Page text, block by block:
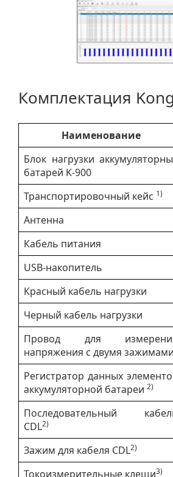
Комплектация
Наименование
Блок нагрузки
батарей K-900
Транспортировочный кейс 1)
Антенна
Кабель питания
USB-накопитель
Красный кабель нагрузки
Черный кабель нагрузки
Провод для
напряжения с двумя зажимами
Регистратор данных
аккумуляторной батареи 2)
Последовательный
CDL2)
Зажим для кабеля CDL2)
Токоизмерительные клещи3)